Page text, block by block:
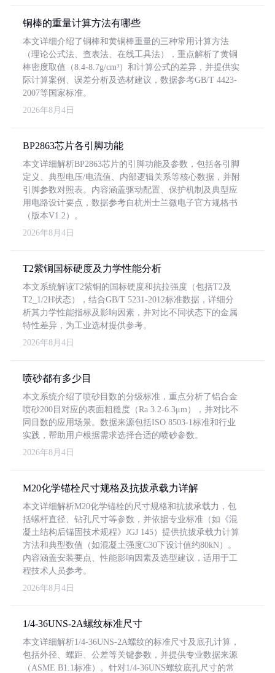
铜棒的重量计算方法有哪些
本文详细介绍了铜棒和黄铜棒重量的三种常用计算方法
（理论公式法、查表法、在线工具法），重点解析了黄铜
棒密度取值（8.4-8.7g/cm³）和计算公式的差异，并提供实
际计算案例、误差分析及选材建议，数据参考GB/T 4423-
2007等国家标准。
2026年8月4日
BP2863芯片各引脚功能
本文详细解析BP2863芯片的引脚功能及参数，包括各引脚
定义、典型电压/电流值、内部逻辑关系等核心数据，并附
引脚参数对照表。内容涵盖驱动配置、保护机制及典型应
用电路设计要点，数据参考自杭州士兰微电子官方规格书
（版本V1.2）。
2026年8月4日
T2紫铜国标硬度及力学性能分析
本文系统解读T2紫铜的国标硬度和抗拉强度（包括T2及
T2_1/2H状态），结合GB/T 5231-2012标准数据，详细分
析其力学性能指标及影响因素，并对比不同状态下的金属
特性差异，为工业选材提供参考。
2026年8月4日
喷砂都有多少目
本文系统介绍了喷砂目数的分级标准，重点分析了铝合金
喷砂200目对应的表面粗糙度（Ra 3.2-6.3μm），并对比不
同目数的应用场景。数据来源包括ISO 8503-1标准和行业
实践，帮助用户根据需求选择合适的喷砂参数。
2026年8月4日
M20化学锚栓尺寸规格及抗拔承载力详解
本文详细解析M20化学锚栓的尺寸规格和抗拔承载力，包
括螺杆直径、钻孔尺寸等参数，并依据专业标准（如《混
凝土结构后锚固技术规程》JGJ 145）提供抗拔承载力计算
方法和典型数值（如混凝土强度C30下设计值约80kN）。
内容涵盖安装要点、性能影响因素及选型建议，适用于工
程技术人员参考。
2026年8月4日
1/4-36UNS-2A螺纹标准尺寸
本文详细解析1/4-36UNS-2A螺纹的标准尺寸及底孔计算，
包括外径、螺距、公差等关键参数，并提供专业数据来源
（ASME B1.1标准）。针对1/4-36UNS螺纹底孔尺寸的常